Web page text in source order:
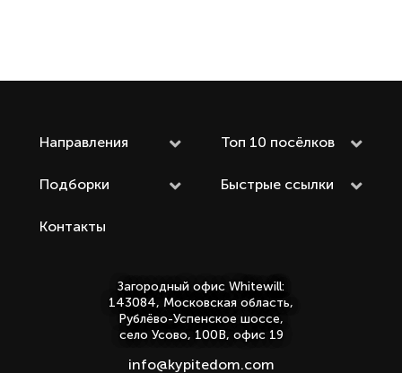
Направления Топ 10 посёлков
Подборки Быстрые ссылки
Контакты
Загородный офис Whitewill:
143084, Московская область,
Рублёво-Успенское шоссе,
село Усово, 100В, офис 19
info@kypitedom.com